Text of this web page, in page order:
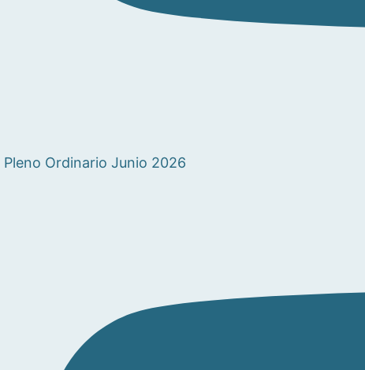
Pleno Ordinario Junio 2026